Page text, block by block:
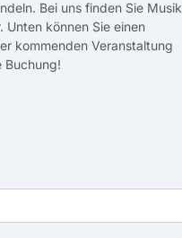
Bei uns finden Sie Musik
Unten können Sie einen
kommenden Veranstaltung
Buchung!